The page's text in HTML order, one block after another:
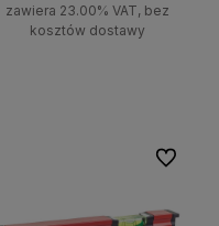
zawiera 23.00% VAT, bez
kosztów dostawy
Do